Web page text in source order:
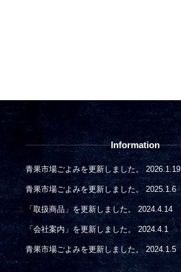
Information
青果市場ごよみを更新しました。 2026.1.19
青果市場ごよみを更新しました。 2025.1.6
「取扱商品」を更新しました。 2024.4.14
「会社案内」を更新しました。 2024.4.1
青果市場ごよみを更新しました。 2024.1.5